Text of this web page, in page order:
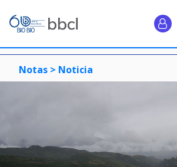
Notas > Noticia